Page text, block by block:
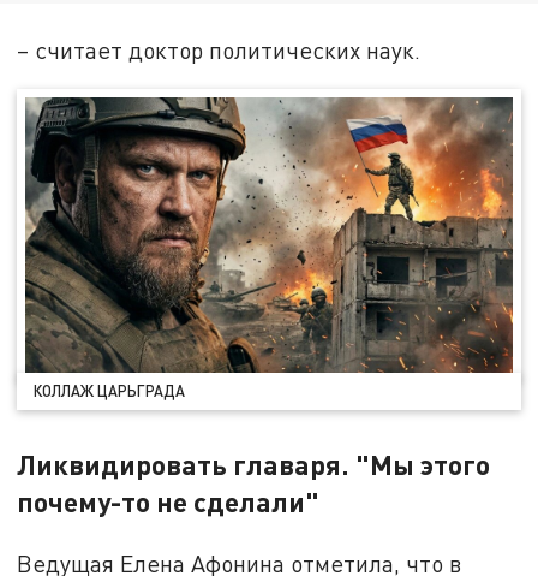
– считает доктор политических наук.
КОЛЛАЖ ЦАРЬГРАДА
Ликвидировать главаря. "Мы этого
почему-то не сделали"
Ведущая Елена Афонина отметила, что в